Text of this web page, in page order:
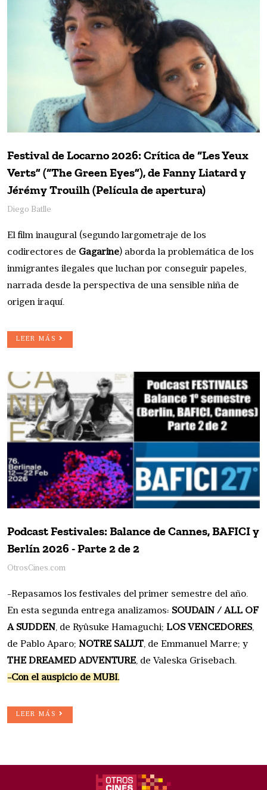
Festival de Locarno 2026: Crítica de “Les Yeux
Verts” (“The Green Eyes”), de Fanny Liatard y
Jérémy Trouilh (Película de apertura)
Diego Batlle
El film inaugural (segundo largometraje de los
codirectores de Gagarine) aborda la problemática de los
inmigrantes ilegales que luchan por conseguir papeles,
narrada desde la perspectiva de una sensible niña de
origen iraquí.
LEER MÁS
Podcast Festivales: Balance de Cannes, BAFICI y
Berlín 2026 - Parte 2 de 2
OtrosCines.com
-Repasamos los festivales del primer semestre del año.
En esta segunda entrega analizamos: SOUDAIN / ALL OF
A SUDDEN , de Ryûsuke Hamaguchi; LOS VENCEDORES,
de Pablo Aparo; NOTRE SALUT, de Emmanuel Marre; y
THE DREAMED ADVENTURE, de Valeska Grisebach.
-Con el auspicio de MUBI.
LEER MÁS